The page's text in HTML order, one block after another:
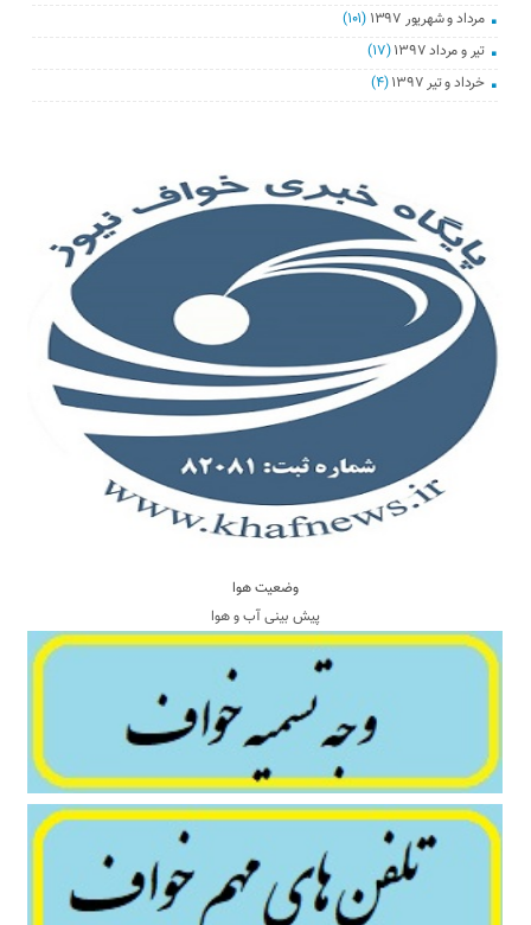
مرداد و شهریور ۱۳۹۷
(۱۰۱)
تیر و مرداد ۱۳۹۷
(۱۷)
خرداد و تیر ۱۳۹۷
(۴)
وضعیت هوا
پیش بینی آب و هوا